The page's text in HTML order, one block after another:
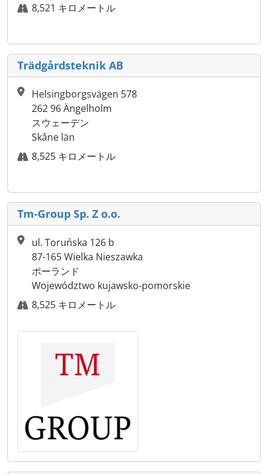
8,521 キロメートル
Trädgårdsteknik AB
Helsingborgsvägen 578
262 96 Ängelholm
スウェーデン
Skåne län
8,525 キロメートル
Tm-Group Sp. Z o.o.
ul. Toruńska 126 b
87-165 Wielka Nieszawka
ポーランド
Województwo kujawsko-pomorskie
8,525 キロメートル